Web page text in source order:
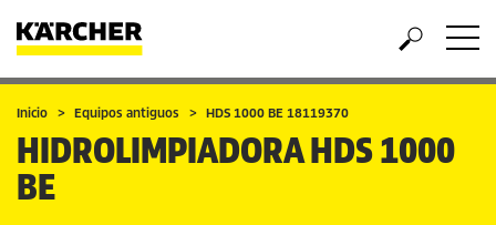
Inicio Equipos antiguos HDS 1000 BE 18119370
HIDROLIMPIADORAHDS 1000
BE